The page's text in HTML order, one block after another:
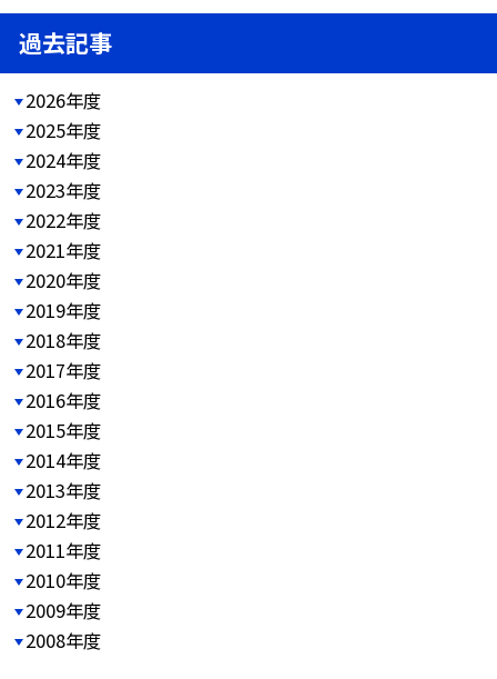
過去記事
2026年度
2025年度
2024年度
2023年度
2022年度
2021年度
2020年度
2019年度
2018年度
2017年度
2016年度
2015年度
2014年度
2013年度
2012年度
2011年度
2010年度
2009年度
2008年度